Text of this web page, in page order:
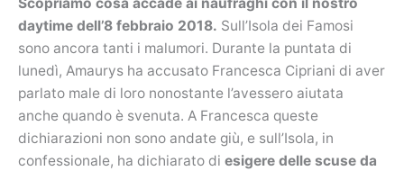
daytime dell’8 febbraio 2018. Sull’Isola dei Famosi
sono ancora tanti i malumori. Durante la puntata di
lunedì, Amaurys ha accusato Francesca Cipriani di aver
parlato male di loro nonostante l’avessero aiutata
anche quando è svenuta. A Francesca queste
dichiarazioni non sono andate giù, e sull’Isola, in
confessionale, ha dichiarato di esigere delle scuse da